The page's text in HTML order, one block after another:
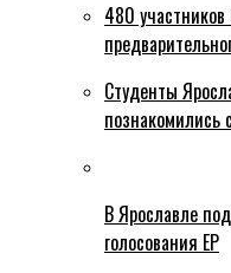
480
Студенты
познакомились
В Ярославле
голосования ЕР